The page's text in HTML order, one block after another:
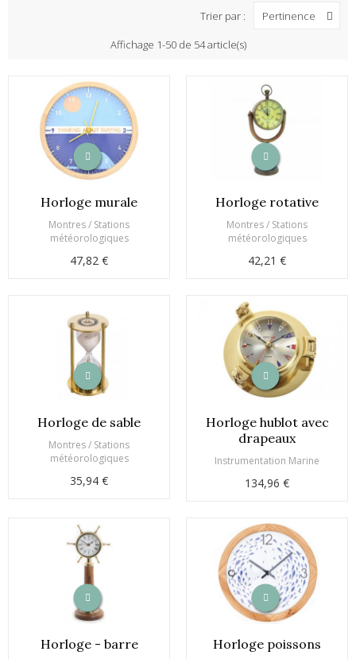
Trier par :
Pertinence
Affichage 1-50 de 54 article(s)
Horloge murale
Montres / Stations
météorologiques
47,82 €
Horloge rotative
Montres / Stations
météorologiques
42,21 €
Horloge de sable
Montres / Stations
météorologiques
35,94 €
Horloge hublot avec
drapeaux
Instrumentation Marine
134,96 €
Horloge - barre Horloge poissons